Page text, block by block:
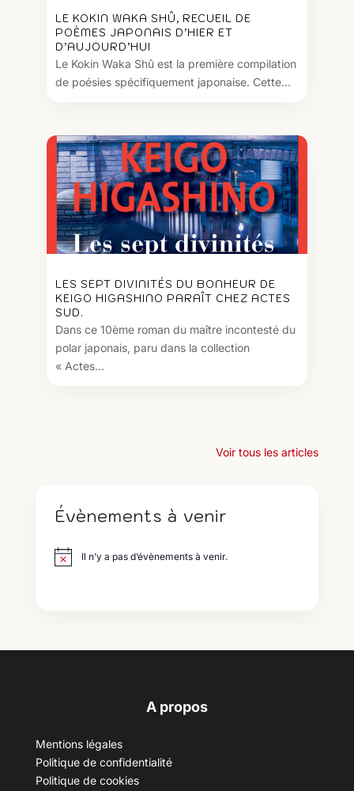
LE KOKIN WAKA SHÛ, RECUEIL DE
POÈMES JAPONAIS D’HIER ET
D’AUJOURD’HUI
Le Kokin Waka Shû est la première compilation
de poésies spécifiquement japonaise. Cette...
LES SEPT DIVINITÉS DU BONHEUR DE
KEIGO HIGASHINO PARAÎT CHEZ ACTES
SUD.
Dans ce 10ème roman du maître incontesté du
polar japonais, paru dans la collection
« Actes...
Voir tous les articles
Évènements à venir
Il n’y a pas d’évènements à venir.
A propos
Mentions légales
Politique de confidentialité
Politique de cookies